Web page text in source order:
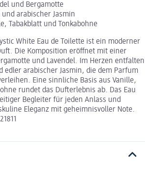
und Bergamotte
arabischer Jasmin
Tabakblatt und Tonkabohne
White Eau de Toilette ist ein moderner
Die Komposition eröffnet mit einer
und Lavendel. Im Herzen entfalten
edler arabischer Jasmin, die dem Parfum
Eine sinnliche Basis aus Vanille,
rundet das Dufterlebnis ab. Das Eau
Begleiter für jeden Anlass und
Eleganz mit geheimnisvoller Note.